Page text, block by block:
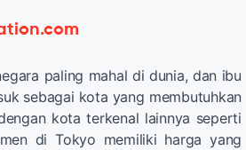
paling mahal di dunia, dan ibu
sebagai kota yang membutuhkan
kota terkenal lainnya seperti
di Tokyo memiliki harga yang